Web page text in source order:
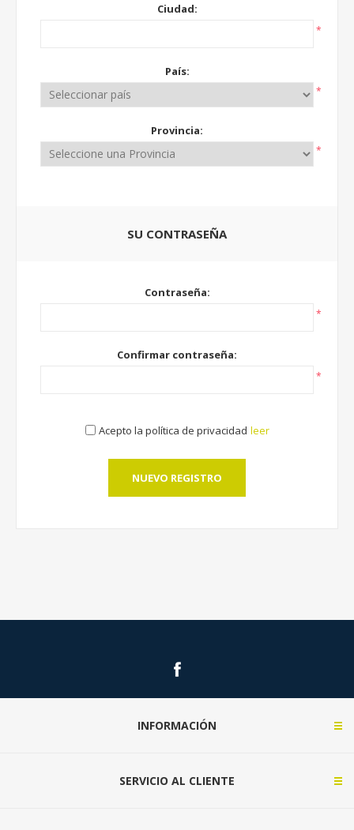
Ciudad:
*
País:
*
Provincia:
*
SU CONTRASEÑA
Contraseña:
*
Confirmar contraseña:
*
Acepto la política de privacidad leer
NUEVO REGISTRO
INFORMACIÓN
SERVICIO AL CLIENTE